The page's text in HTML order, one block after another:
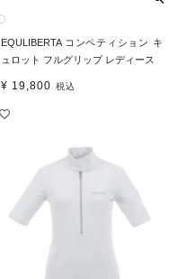
EQULIBERTA コンペティション キ
ュロット フルグリップ レディース
¥ 19,800 税込